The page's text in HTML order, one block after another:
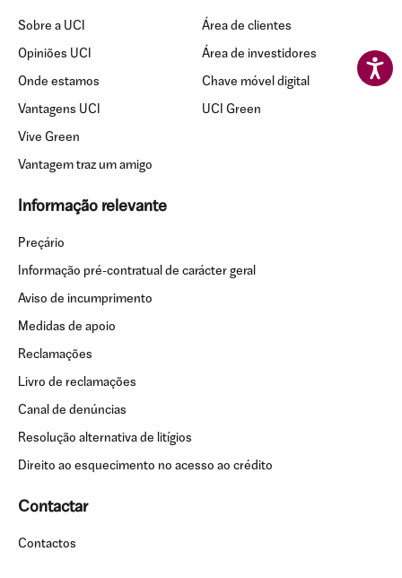
Sobre a UCI
Opiniões UCI
Onde estamos
Vantagens UCI
Vive Green
Vantagem traz um amigo
Área de clientes
Área de investidores
Chave móvel digital
UCI Green
Informação relevante
Preçário
Informação pré-contratual de carácter geral
Aviso de incumprimento
Medidas de apoio
Reclamações
Livro de reclamações
Canal de denúncias
Resolução alternativa de litígios
Direito ao esquecimento no acesso ao crédito
Contactar
Contactos